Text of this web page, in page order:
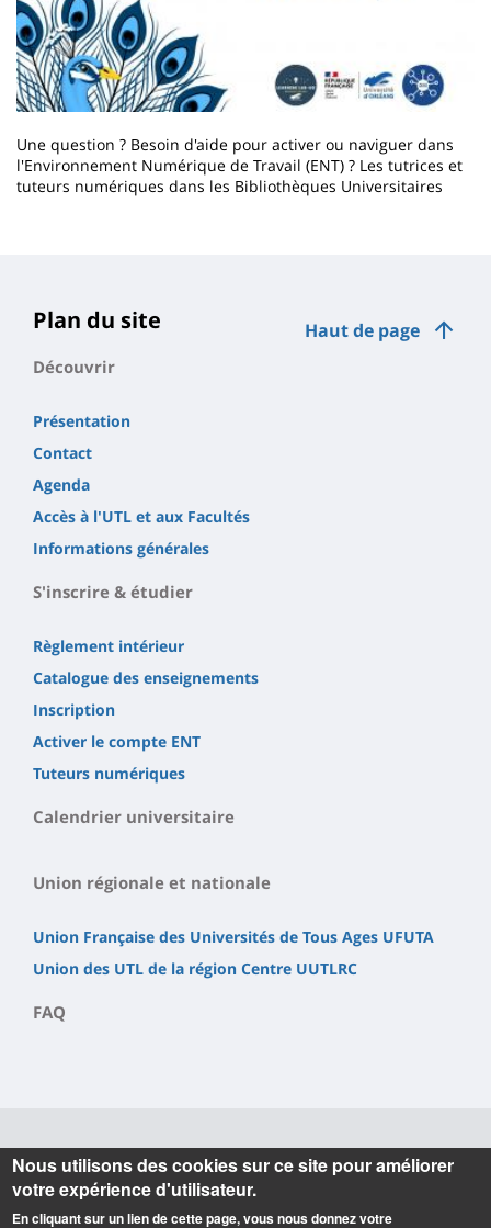
Une question ? Besoin d'aide pour activer ou naviguer dans
l'Environnement Numérique de Travail (ENT) ? Les tutrices et
tuteurs numériques dans les Bibliothèques Universitaires
page
principale
Haut de page
Plan du site
Découvrir
Présentation
Contact
Agenda
Accès à l'UTL et aux Facultés
Informations générales
S'inscrire & étudier
Règlement intérieur
Catalogue des enseignements
Inscription
Activer le compte ENT
Tuteurs numériques
Calendrier universitaire
Union régionale et nationale
Union Française des Universités de Tous Ages UFUTA
Union des UTL de la région Centre UUTLRC
FAQ
Informations
Université du Temps Libre (UTL)
Nous utilisons des cookies sur ce site pour améliorer
votre expérience d'utilisateur.
En cliquant sur un lien de cette page, vous nous donnez votre